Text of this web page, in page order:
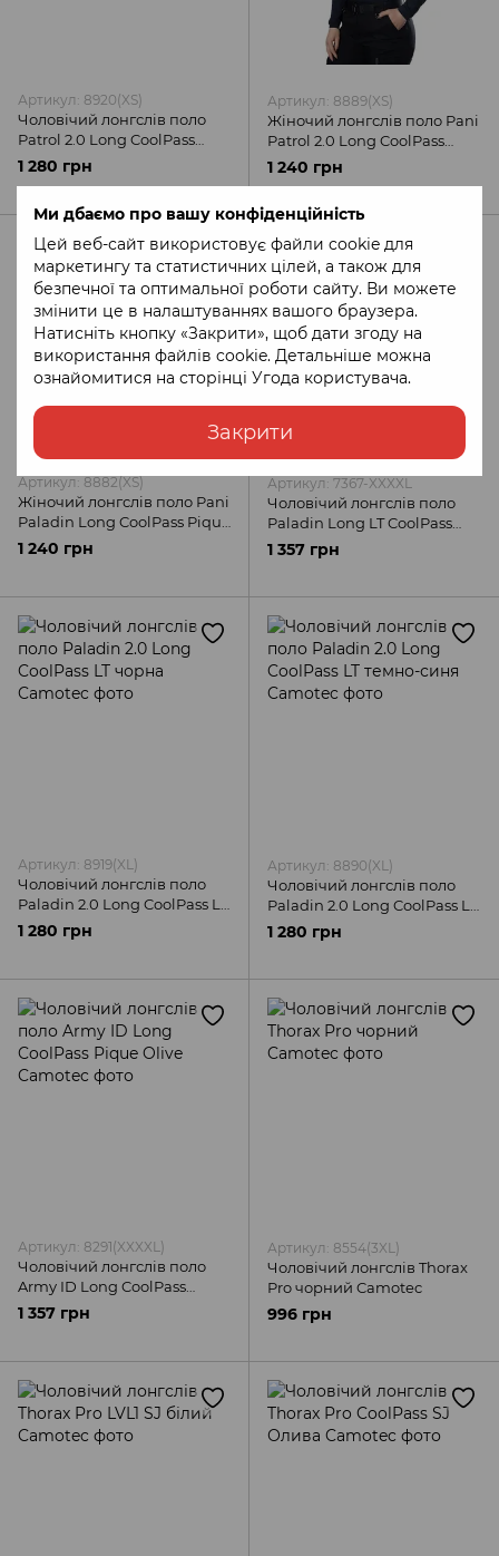
Ми дбаємо про вашу конфіденційність
Цей веб-сайт використовує файли cookie для
маркетингу та статистичних цілей, а також для
безпечної та оптимальної роботи сайту. Ви можете
змінити це в налаштуваннях вашого браузера.
Натисніть кнопку «Закрити», щоб дати згоду на
використання файлів cookie. Детальніше можна
ознайомитися на сторінці Угода користувача.
Закрити
Артикул: 8920(XS)
Чоловічий лонгслів поло
Patrol 2.0 Long CoolPass
Pique темно-синя Camotec
1 280 грн
Артикул: 8889(XS)
Жіночий лонгслів поло Pani
Patrol 2.0 Long CoolPass
темно-синя Camotec
1 240 грн
Артикул: 8882(XS)
Жіночий лонгслів поло Pani
Paladin Long CoolPass Pique
чорна Camotec
1 240 грн
Артикул: 7367-XXXXL
Чоловічий лонгслів поло
Paladin Long LT CoolPass
Pique чорна Camotec
1 357 грн
Артикул: 8919(XL)
Чоловічий лонгслів поло
Paladin 2.0 Long CoolPass LT
чорна Camotec
1 280 грн
Артикул: 8890(XL)
Чоловічий лонгслів поло
Paladin 2.0 Long CoolPass LT
темно-синя Camotec
1 280 грн
Артикул: 8291(XXXXL)
Чоловічий лонгслів поло
Army ID Long CoolPass
Pique Olive Camotec
1 357 грн
Артикул: 8554(3XL)
Чоловічий лонгслів Thorax
Pro чорний Camotec
996 грн